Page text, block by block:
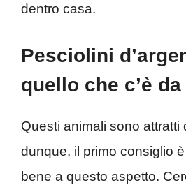
dentro casa.
Pesciolini
quello che c’è
Questi animali sono attratti
dunque, il primo consiglio
bene a questo aspetto.